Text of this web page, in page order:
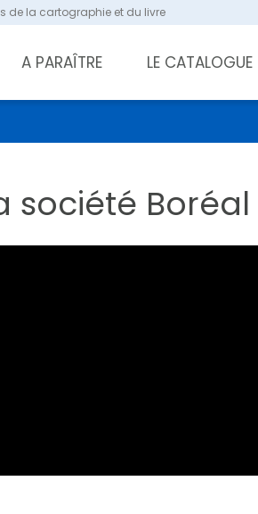
de la cartographie et du livre
A PARAÎTRE LE CATALOGUE
société Boréal